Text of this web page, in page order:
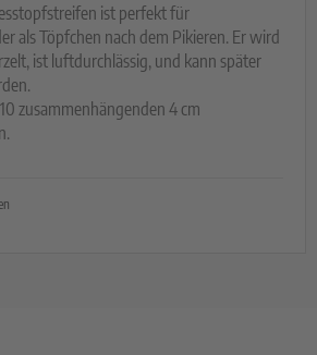
ist perfekt für
als Töpfchen nach dem Pikieren. Er wird
ist luftdurchlässig, und kann später
zusammenhängenden 4 cm